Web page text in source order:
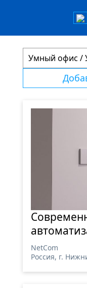
Умный офис /
NetCom
Россия, г.